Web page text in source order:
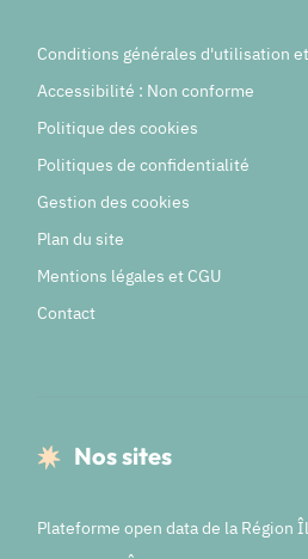
Conditions générales d'utilisation
Accessibilité : Non conforme
Politique des cookies
Politiques de confidentialité
Gestion des cookies
Plan du site
Mentions légales et CGU
Contact
Nos sites
Plateforme open data de la Région